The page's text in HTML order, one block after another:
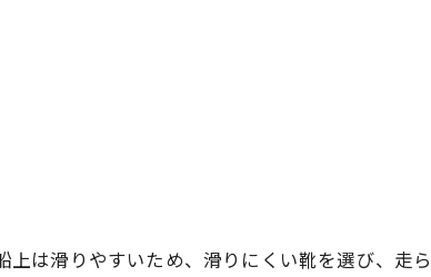
上は滑りやすいため、滑りにくい靴を選び、走